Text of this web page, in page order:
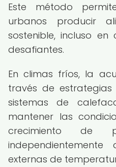
Este método
urbanos producir
sostenible, incluso en
desafiantes.
En climas fríos, la
través de
sistemas de
mantener las
crecimiento de
externas de